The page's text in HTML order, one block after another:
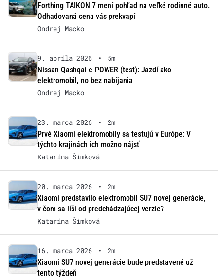
Forthing TAIKON 7 mení pohľad na veľké rodinné auto.
Odhadovaná cena vás prekvapí
Ondrej Macko
9. apríla 2026 •
5m
Nissan Qashqai e-POWER (test): Jazdí ako
elektromobil, no bez nabíjania
Ondrej Macko
23. marca 2026 •
2m
Prvé Xiaomi elektromobily sa testujú v Európe: V
týchto krajinách ich možno nájsť
Katarína Šimková
20. marca 2026 •
2m
Xiaomi predstavilo elektromobil SU7 novej generácie,
v čom sa líši od predchádzajúcej verzie?
Katarína Šimková
16. marca 2026 •
2m
Xiaomi SU7 novej generácie bude predstavené už
tento týždeň